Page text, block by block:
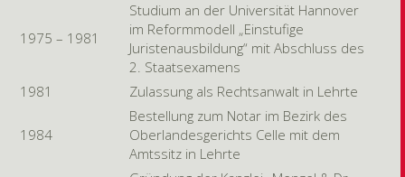
1975 – 1981
Studium an der Universität Hannover
im Reformmodell „Einstufige
Juristenausbildung“ mit Abschluss des
2. Staatsexamens
1981
Zulassung als Rechtsanwalt in Lehrte
1984
Bestellung zum Notar im Bezirk des
Oberlandesgerichts Celle mit dem
Amtssitz in Lehrte